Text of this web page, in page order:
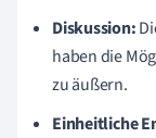
Diskussion:
haben die
zu äußern.
Einheitliche